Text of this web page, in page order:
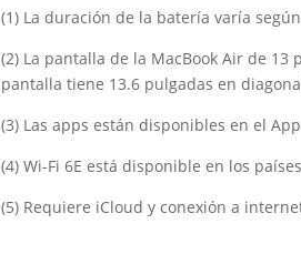
(1) La duración de la batería varía
(2) La pantalla de la MacBook Air de
pantalla tiene 13.6 pulgadas en
(3) Las apps están disponibles en el
(4) Wi-Fi 6E está disponible en los
(5) Requiere iCloud y conexión a